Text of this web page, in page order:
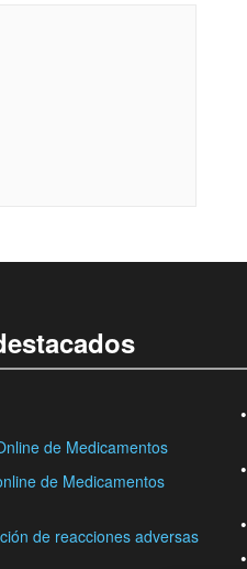
de Medicamentos
de Medicamentos
de reacciones adversas